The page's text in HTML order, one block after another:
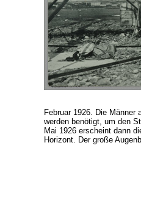
Februar 1926. Die Männer
werden benötigt, um den
Mai 1926 erscheint dann
Horizont. Der große